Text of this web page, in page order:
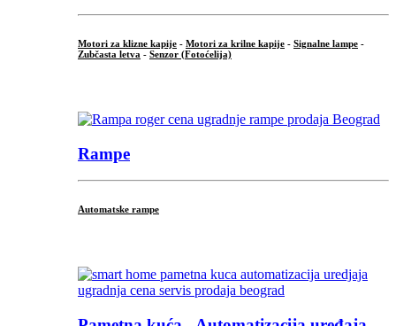
Motori za klizne kapije - Motori za krilne kapije - Signalne lampe -
Zubčasta letva - Senzor (Fotoćelija)
Rampe
Automatske rampe